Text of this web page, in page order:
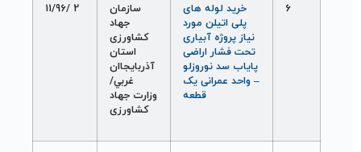
6
خريد لوله های
پلی اتيلن مورد
نياز پروژه آبياری
تحت فشار اراضی
پاياب سد نوروزلو
– واحد عمرانی يک
قطعه
سازمان
جهاد
کشاورزی
استان
آذربايجاان
غربي/
وزارت جهاد
کشاورزی
2 /11/96